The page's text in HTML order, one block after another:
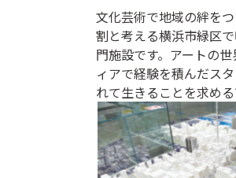
文化芸術で地域の絆を
割と考える横浜市緑区
門施設です。アートの
ィアで経験を積んだス
れて生きることを求め
ワークづくりをお手伝
劇を催すホール、小さ
るリハーサル室、展示
ャラリーなどがありま